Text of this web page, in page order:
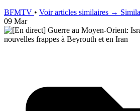
BFMTV • Voir articles similaires →
09 Mar